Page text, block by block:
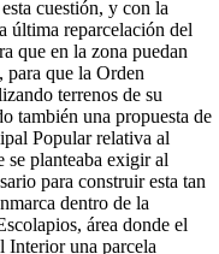
cuestión, y con la
última reparcelación del
que en la zona puedan
para que la Orden
terrenos de su
también una propuesta de
Popular relativa al
planteaba exigir al
para construir esta tan
dentro de la
área donde el
una parcela